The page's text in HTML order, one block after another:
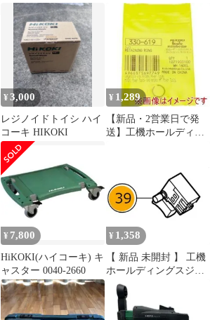
ー 0040-2660
ト】
¥3,000
レジノイドトイシ ハイ
コーキ HIKOKI
¥ 1,289
【新品・2営業日で発
送】工機ホールディン
¥ 7,800
HiKOKI(ハイコーキ) キ
ャスター 0040-2660
¥ 1,358
【 新品 未開封 】 工機
ホールディングスジャ
パン HiKOKI スイツチ
(ブレーキヨウ) 337724
未使用 送料無料